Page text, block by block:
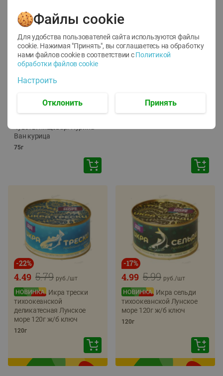
- 12
руб./шт
Ван курица
75г
ТОФУ Vegetus ТВЕРДЫЙ
-22%
5.79
4.49 руб./шт
Икра трески
тихоокеанской
деликатесная Лунское
море 120г ж/б ключ
120г
-17%
5.99
4.99 руб./шт
Икра сельди
тихоокеанской Лунское
море 120г ж/б ключ
120г
Файлы cookie
Для удобства пользователей сайта используются файлы
cookie. Нажимая "Принять", вы соглашаетесь на обработку
нами файлов cookie в соответствии с Политикой
обработки файлов cookie
Настроить
Отклонить Принять